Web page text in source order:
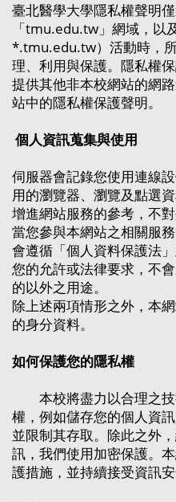
臺北醫學大學隱私權聲明
「tmu.edu.tw」網域，以
*.tmu.edu.tw）活動時，
理、利用與保護。隱私權
提供其他非本校網站的網
站中的隱私權保護聲明。
個人資訊蒐集與使用
伺服器會記錄您使用連線
用的瀏覽器、瀏覽及點選
增進網站服務的參考，不對
當您參與本網站之相關服
會遵循「個人資料保護法
您的允許或法律要求，不
的以外之用途。
除上述兩項情形之外，本
的身分資料。
如何保護您的隱私權
本校將盡力以合理之技
權，例如儲存您的個人資
並限制其存取。除此之外
訊，我們使用加密保護。
護措施，並持續接受資訊安